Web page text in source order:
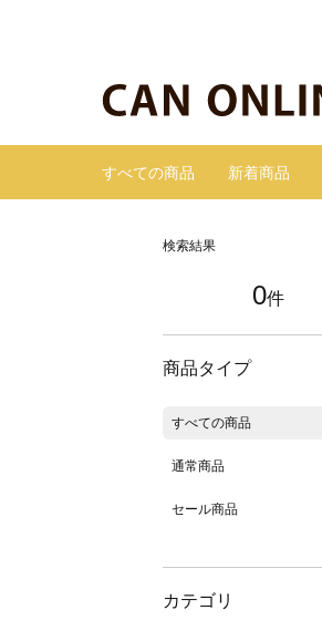
すべての商品 新着商品
検索結果
0件
商品タイプ
すべての商品
通常商品
セール商品
カテゴリ